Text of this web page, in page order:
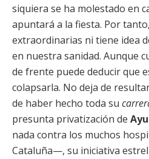
siquiera se ha molestado en
apuntará a la fiesta. Por
extraordinarias ni tiene idea
en nuestra sanidad. Aunque
de frente puede deducir que
colapsarla. No deja de
de haber hecho toda su
presunta privatización de
nada contra los muchos
Cataluña—, su iniciativa